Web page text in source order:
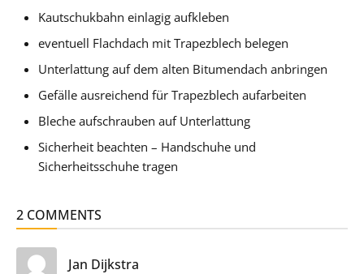
Kautschukbahn einlagig aufkleben
eventuell Flachdach mit Trapezblech belegen
Unterlattung auf dem alten Bitumendach anbringen
Gefälle ausreichend für Trapezblech aufarbeiten
Bleche aufschrauben auf Unterlattung
Sicherheit beachten – Handschuhe und
Sicherheitsschuhe tragen
2 COMMENTS
Jan Dijkstra